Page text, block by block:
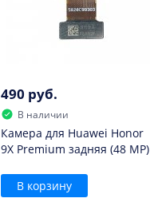
490 руб.
В наличии
Камера для Huawei Honor
9X Premium задняя (48 MP)
В корзину